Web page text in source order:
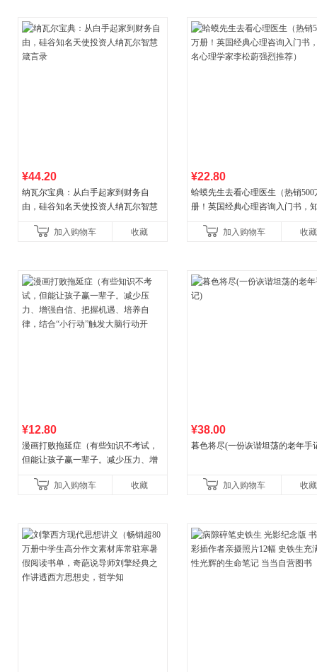
¥44.20
纳瓦尔宝典：从白手起家到财务自
由，硅谷知名天使投资人纳瓦尔智慧
加入购物车
收藏
¥22.80
蛤蟆先生去看心理医生（热销500
册！英国经典心理咨询入门书，
加入购物车
收藏
¥12.80
漫画打败拖延症（有些知识不考试，
但能让孩子赢一辈子。减少压力、增
合“小行动”触发大脑行动开
加入购物车 收藏
¥38.00
暮色将尽(一份诙谐坦荡的老年手
加入购物车 收藏